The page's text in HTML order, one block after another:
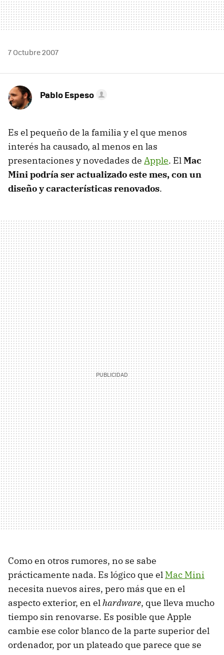
7 Octubre 2007
Pablo Espeso
Es el pequeño de la familia y el que menos
interés ha causado, al menos en las
presentaciones y novedades de Apple. ElMac
Mini podría ser actualizado este mes, con un
diseño y características renovados.
Como en otros rumores, no se sabe
prácticamente nada. Es lógico que el Mac Mini
necesita nuevos aires, pero más que en el
aspecto exterior, en elhardware, que lleva mucho
tiempo sin renovarse. Es posible que Apple
cambie ese color blanco de la parte superior del
ordenador, por un plateado que parece que se